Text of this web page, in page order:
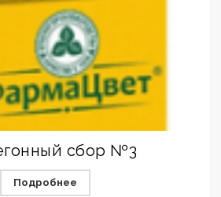
сбор №3
Подробнее